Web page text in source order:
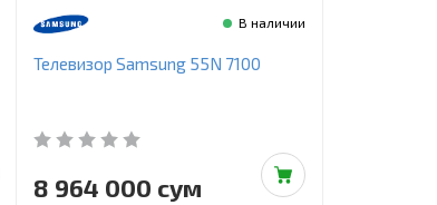
В наличии
Телевизор Samsung 55N 7100
8 964 000 сум